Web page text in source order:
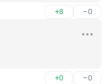
+8 –0
+0 –0